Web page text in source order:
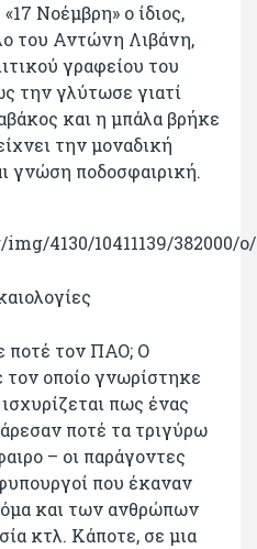
Νοέμβρη» ο ίδιος,
του Αντώνη Λιβάνη,
γραφείου του
την γλύτωσε γιατί
και η μπάλα βρήκε
την μοναδική
γνώση ποδοσφαιρική.
ποτέ τον ΠΑΟ; Ο
οποίο γνωρίστηκε
πως ένας
ποτέ τα τριγύρω
– οι παράγοντες
που έκαναν
και των ανθρώπων
κτλ. Κάποτε, σε μια